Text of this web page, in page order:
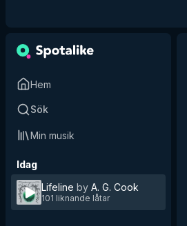
Hem
Sök
Min musik
Idag
Lifeline by A. G. Cook
101 liknande låtar